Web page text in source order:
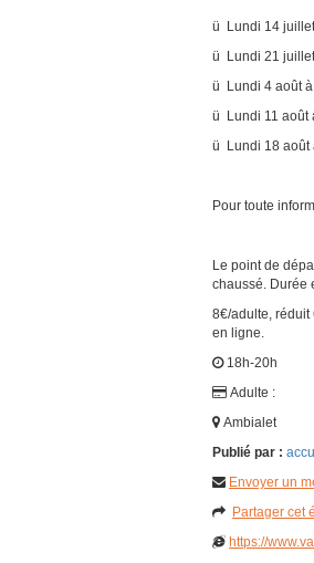
ü Lundi 14
ü Lundi 21
ü Lundi 4 août
ü Lundi 11 août
ü Lundi 18 août
Pour toute
Le point de
chaussé. Durée
8€/adulte, réduit
en ligne.
18h-20h
Adulte :
Ambialet
Publié par :
Envoyer un
Partager cet
https://